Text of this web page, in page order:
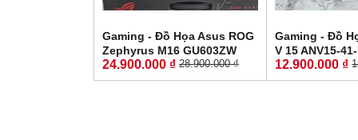
Gaming - Đồ Họa Asus ROG
Zephyrus M16 GU603ZW
CORE I9-12900H RAM 16GB
SSD 512GB RTX 3070 Ti 8GB
24.900.000 ₫ 28.900.000 ₫
Gaming - Đồ
V 15 ANV15-
LikeNew-Bảo
RYZEN 5-
12.900.000 ₫